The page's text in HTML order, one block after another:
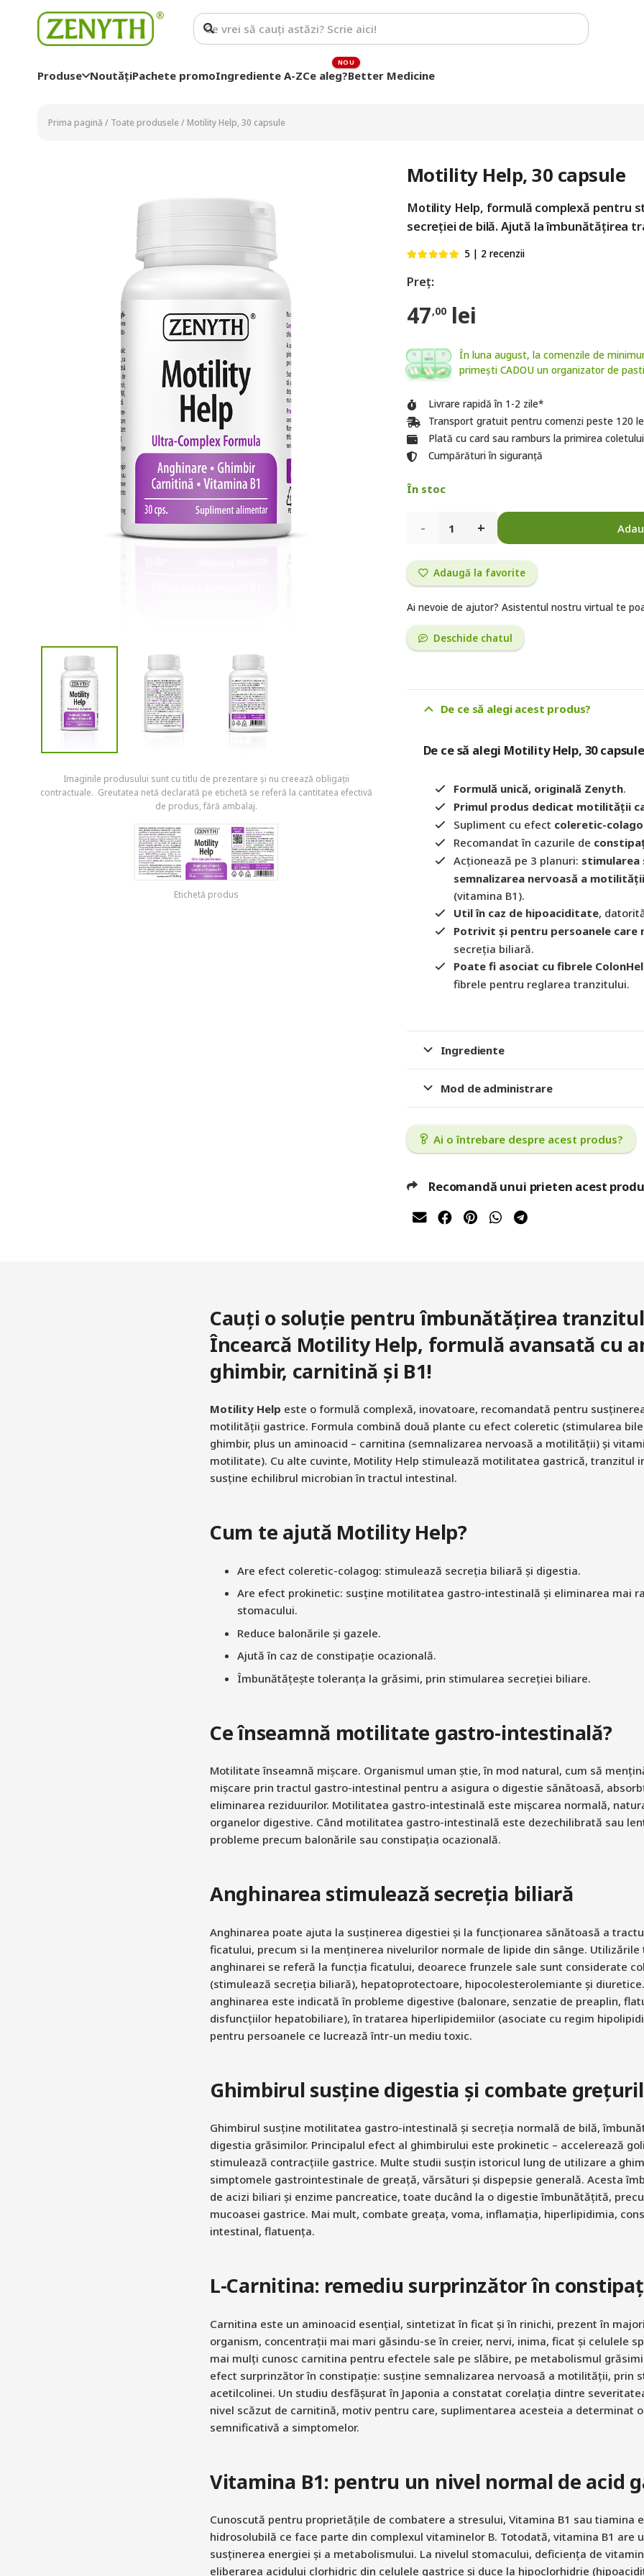
Produse NoutățiPachete promoIngrediente A-ZCe aleg?Better Medicine
Prima pagină / Toate produsele /Motility Help, 30 capsule
Imaginile produsului sunt cu titlu de prezentare și nu creează obligații
contractuale. Greutatea netă declarată pe etichetă se referă la cantitatea efectivă
de produs, fără ambalaj.
Etichetă produs
Motility Help, 30 capsule
Motility Help, formulă complexă pentru
secreției de bilă. Ajută la îmbunătățirea
5 | 2 recenzii
47,00 lei
În luna august, la comenzile de
primești CADOU un organizator de
Livrare rapidă în 1-2 zile*
Transport gratuit pentru comenzi peste 120
Plată cu card sau ramburs la primirea coletului
Cumpărături în siguranță
În stoc
Cantitate
Help,
30
capsule
Adaugă la favorite
Ai nevoie de ajutor? Asistentul nostru virtual te
Deschide chatul
De ce să alegi acest produs?
De ce să alegi Motility Help, 30
Formulă unică, originală Zenyth.
Primul produs dedicat motilității
Supliment cu efect coleretic-
Recomandat în cazurile de
Acționează pe 3 planuri: stimularea
semnalizarea nervoasă a motilității
(vitamina B1).
Util în caz de hipoaciditate,
Potrivit și pentru persoanele care
secreția biliară.
Poate fi asociat cu fibrele
fibrele pentru reglarea tranzitului.
Ingrediente
Mod de administrare
Ai o întrebare despre acest produs?
Recomandă unui prieten acest
Cauți o soluție pentru îmbunătățirea
Încearcă Motility Help, formulă avansată cu
ghimbir, carnitină și B1!
Motility Help este o formulă complexă, inovatoare, recomandată pentru
motilității gastrice. Formula combină două plante cu efect coleretic (stimularea
ghimbir, plus un aminoacid – carnitina (semnalizarea nervoasă a motilității) și
motilitate). Cu alte cuvinte, Motility Help stimulează motilitatea gastrică, tranzitul
susține echilibrul microbian în tractul intestinal.
Cum te ajută Motility Help?
Are efect coleretic-colagog: stimulează secreția biliară și digestia.
Are efect prokinetic: susține motilitatea gastro-intestinală și eliminarea mai
stomacului.
Reduce balonările și gazele.
Ajută în caz de constipație ocazională.
Îmbunătățește toleranța la grăsimi, prin stimularea secreției biliare.
Ce înseamnă motilitate gastro-intestinală?
Motilitate înseamnă mișcare. Organismul uman știe, în mod natural, cum să
mișcare prin tractul gastro-intestinal pentru a asigura o digestie sănătoasă,
eliminarea reziduurilor. Motilitatea gastro-intestinală este mișcarea normală,
organelor digestive. Când motilitatea gastro-intestinală este dezechilibrată sau
probleme precum balonările sau constipația ocazională.
Anghinarea stimulează secreția biliară
Anghinarea poate ajuta la susținerea digestiei și la funcționarea sănătoasă a
ficatului, precum si la menținerea nivelurilor normale de lipide din sânge.
anghinarei se referă la funcția ficatului, deoarece frunzele sale sunt considerate
(stimulează secreția biliară), hepatoprotectoare, hipocolesterolemiante și
anghinarea este indicată în probleme digestive (balonare, senzatie de preaplin,
disfuncțiilor hepatobiliare), în tratarea hiperlipidemiilor (asociate cu regim
pentru persoanele ce lucrează într-un mediu toxic.
Ghimbirul susține digestia și combate
Ghimbirul susține motilitatea gastro-intestinală și secreția normală de bilă,
digestia grăsimilor. Principalul efect al ghimbirului este prokinetic – accelerează
stimulează contracțiile gastrice. Multe studii susțin istoricul lung de utilizare a
simptomele gastrointestinale de greață, vărsături și dispepsie generală. Acesta
de acizi biliari și enzime pancreatice, toate ducând la o digestie îmbunătățită,
mucoasei gastrice. Mai mult, combate greața, voma, inflamația, hiperlipidimia,
intestinal, flatuența.
L-Carnitina: remediu surprinzător în
Carnitina este un aminoacid esențial, sintetizat în ficat și în rinichi, prezent în
organism, concentrații mai mari găsindu-se în creier, nervi, inima, ficat și celulele
mai mulți cunosc carnitina pentru efectele sale pe slăbire, pe metabolismul
efect surprinzător în constipație: susține semnalizarea nervoasă a motilității, prin
acetilcolinei. Un studiu desfășurat în Japonia a constatat corelația dintre
nivel scăzut de carnitină, motiv pentru care, suplimentarea acesteia a determinat
semnificativă a simptomelor.
Vitamina B1: pentru un nivel normal de acid
Cunoscută pentru proprietățile de combatere a stresului, Vitamina B1 sau tiamina
hidrosolubilă ce face parte din complexul vitaminelor B. Totodată, vitamina B1 are
susținerea energiei și a metabolismului. La nivelul stomacului, deficiența de
eliberarea acidului clorhidric din celulele gastrice și duce la hipoclorhidrie